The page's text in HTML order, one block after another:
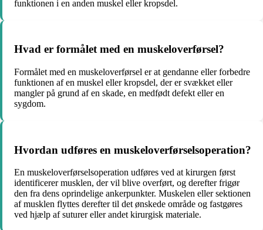
funktionen i en anden muskel eller kropsdel.
Hvad er formålet med en muskeloverførsel?
Formålet med en muskeloverførsel er at gendanne eller forbedre
funktionen af en muskel eller kropsdel, der er svækket eller
mangler på grund af en skade, en medfødt defekt eller en
sygdom.
Hvordan udføres en muskeloverførselsoperation?
En muskeloverførselsoperation udføres ved at kirurgen først
identificerer musklen, der vil blive overført, og derefter frigør
den fra dens oprindelige ankerpunkter. Muskelen eller sektionen
af musklen flyttes derefter til det ønskede område og fastgøres
ved hjælp af suturer eller andet kirurgisk materiale.